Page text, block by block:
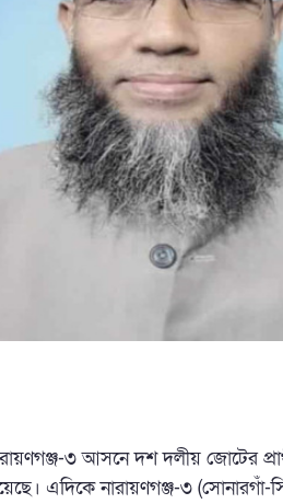
৩ আসনে দশ দলীয় জোটের
এদিকে নারায়ণগঞ্জ-৩ (সোনারগাঁ-